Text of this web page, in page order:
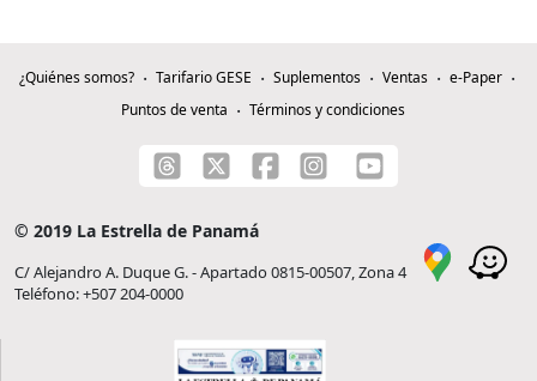
¿Quiénes somos? Tarifario GESE Suplementos Ventas
e-Paper
Puntos de venta
Términos y condiciones
© 2019 La Estrella de Panamá
C/ Alejandro A. Duque G. - Apartado 0815-00507, Zona 4
Teléfono: +507 204-0000